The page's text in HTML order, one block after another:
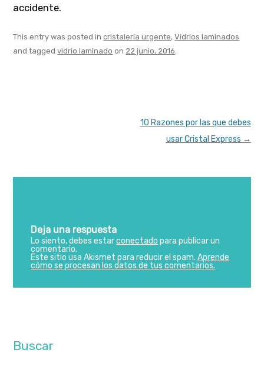
accidente.
This entry was posted incristalería urgente,Vidrios laminados
and taggedvidrio laminado on 22 junio, 2016
10 Razones por las que debes
usar Cristal Express →
Deja una respuesta
Lo siento, debes estarconectado para publicar un
comentario.
Este sitio usa Akismet para reducir el spam.Aprende
cómo se procesan los datos de tus comentarios.
Buscar